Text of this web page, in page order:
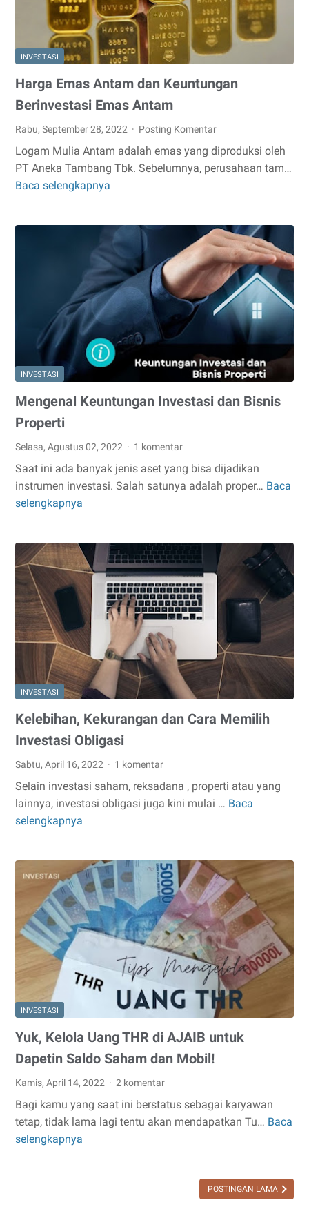
Mengubah
Hidup
Lebih
Baik
INVESTASI
Harga Emas Antam dan Keuntungan
Berinvestasi Emas Antam
Rabu, September 28, 2022 Posting Komentar
Logam Mulia Antam adalah emas yang diproduksi oleh
PT Aneka Tambang Tbk. Sebelumnya, perusahaan tam…
Baca selengkapnya
dan
Keuntungan
Berinvestasi
Emas
Antam
INVESTASI
Mengenal Keuntungan Investasi dan Bisnis
Properti
Selasa, Agustus 02, 2022 1 komentar
Saat ini ada banyak jenis aset yang bisa dijadikan
instrumen investasi. Salah satunya adalah proper… Baca
selengkapnya
Mengenal
dan
Bisnis
Properti
INVESTASI
Kelebihan, Kekurangan dan Cara Memilih
Investasi Obligasi
Sabtu, April 16, 2022 1 komentar
Selain investasi saham, reksadana , properti atau yang
lainnya, investasi obligasi juga kini mulai … Baca
selengkapnya
Kelebihan,
Cara
Memilih
Investasi
Obligasi
INVESTASI
Yuk, Kelola Uang THR di AJAIB untuk
Dapetin Saldo Saham dan Mobil!
Kamis, April 14, 2022 2 komentar
Bagi kamu yang saat ini berstatus sebagai karyawan
tetap, tidak lama lagi tentu akan mendapatkan Tu… Baca
selengkapnya
Yuk,
POSTINGAN LAMA